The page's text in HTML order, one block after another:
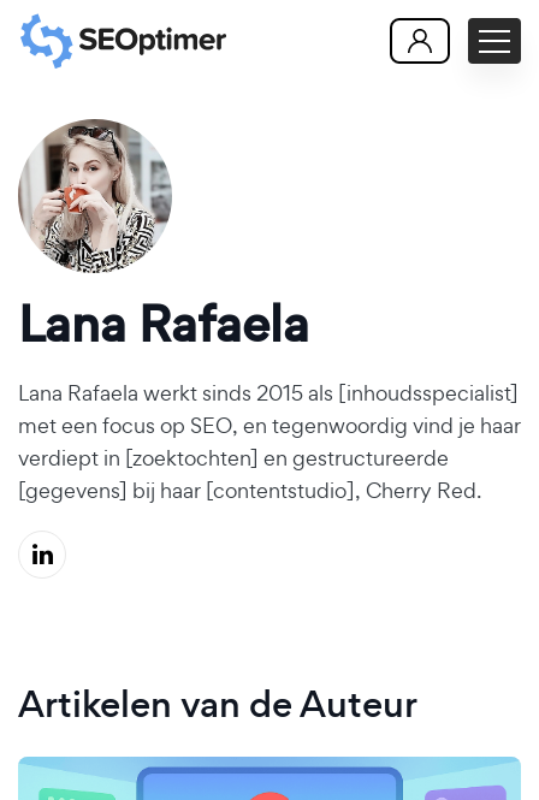
Lana Rafaela
Lana Rafaela werkt sinds 2015 als [inhoudsspecialist]
met een focus op SEO, en tegenwoordig vind je haar
verdiept in [zoektochten] en gestructureerde
[gegevens] bij haar [contentstudio], Cherry Red.
Artikelen van de Auteur